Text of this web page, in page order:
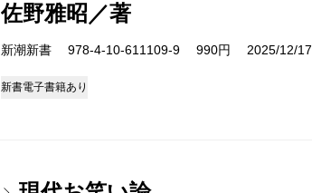
佐野雅昭／著
新潮新書 978-4-10-611109-9 990円 2025/12/17
新書電子書籍あり